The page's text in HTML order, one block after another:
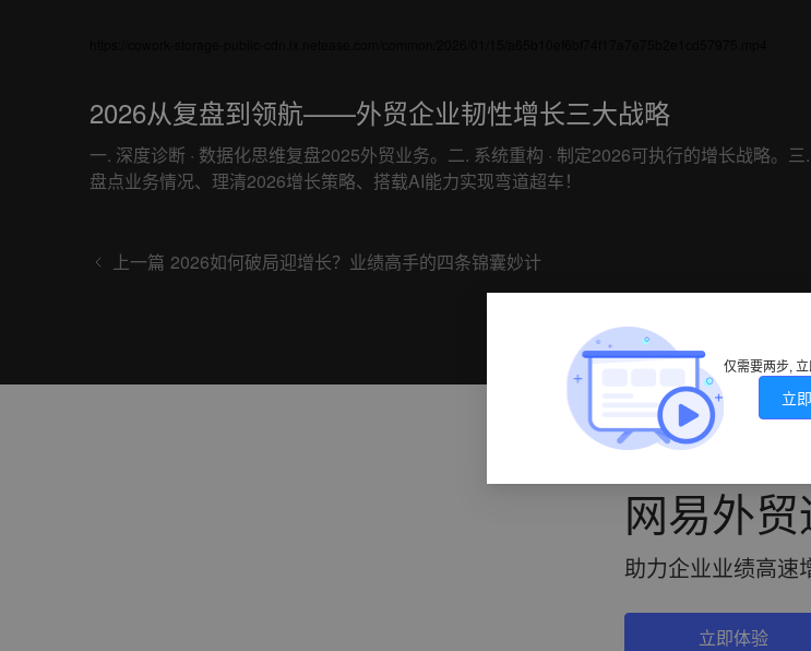
2026从复盘到领航——外贸企业韧性增长三大战略
一. 深度诊断 · 数据化思维复盘2025外贸业务。二. 系统重构 · 制定2026可执行的增长战略。
盘点业务情况、理清2026增长策略、搭载AI能力实现弯道超车！
上一篇 2026如何破局迎增长？业绩高手的四条锦囊妙计
网易外贸
助力企业业绩高速
立即体验
仅需要两步,
立